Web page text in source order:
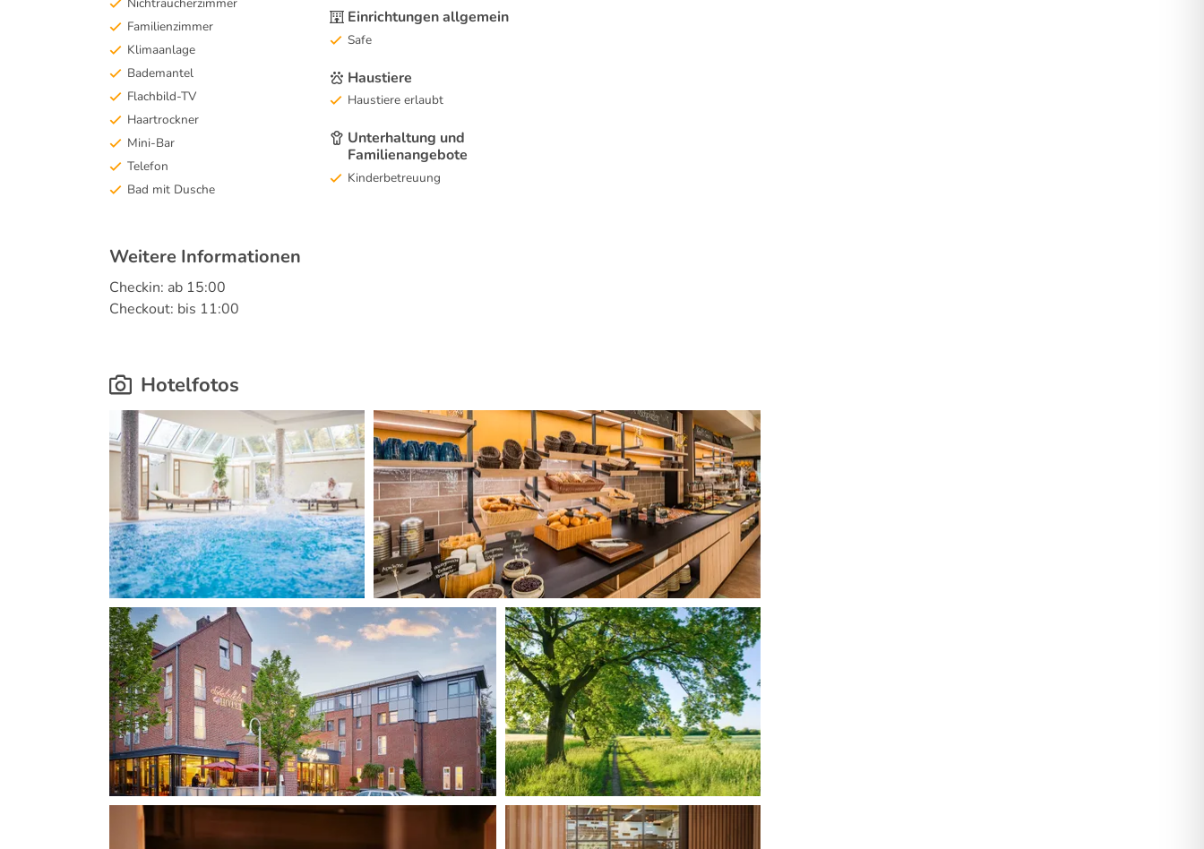
Familienzimmer
Klimaanlage
Bademantel
Flachbild-TV
Haartrockner
Mini-Bar
Telefon
Bad mit Dusche
Einrichtungen allgemein
Safe
Haustiere
Haustiere erlaubt
Unterhaltung und
Familienangebote
Kinderbetreuung
Weitere Informationen
Checkin: ab 15:00
Checkout: bis 11:00
Hotelfotos